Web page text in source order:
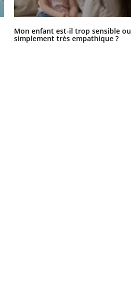
Mon enfant est-il trop sensible ou
simplement très empathique ?